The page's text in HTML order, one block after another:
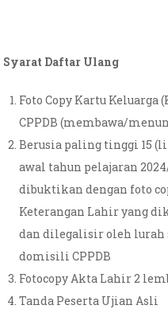
Syarat Daftar Ulang
Foto Copy Kartu
CPPDB (membawa/
Berusia paling tinggi 15
awal tahun pelajaran
dibuktikan dengan foto
Keterangan Lahir yang
dan dilegalisir oleh lurah
domisili CPPDB
Fotocopy Akta Lahir 2
Tanda Peserta Ujian Asli